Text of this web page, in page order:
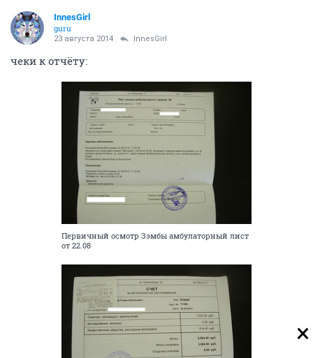
InnesGirl
guru
23 августа 2014 InnesGirl
чеки к отчёту:
Первичный осмотр Зэмбы амбулаторный лист
от 22.08